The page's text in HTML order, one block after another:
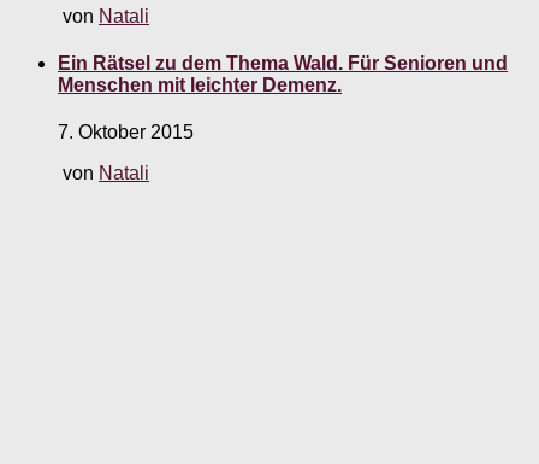
von Natali
Ein Rätsel zu dem Thema Wald. Für Senioren und
Menschen mit leichter Demenz.
7. Oktober 2015
von Natali